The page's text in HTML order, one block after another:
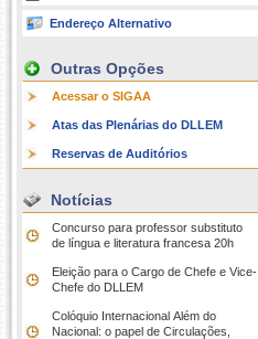
Endereço Alternativo
Outras Opções
Acessar o SIGAA
Atas das Plenárias do DLLEM
Reservas de Auditórios
Notícias
Concurso para professor substituto
de língua e literatura francesa 20h
Eleição para o Cargo de Chefe e Vice-
Chefe do DLLEM
Colóquio Internacional Além do
Nacional: o papel de Circulações,